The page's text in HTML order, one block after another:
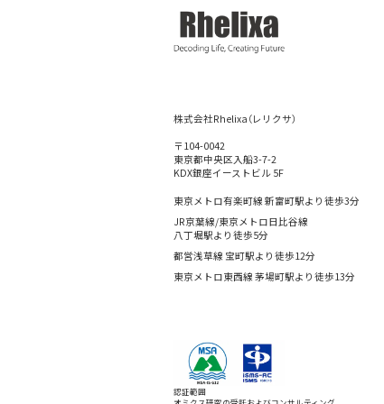
株式会社Rhelixa（レリクサ）
〒104-0042
東京都中央区入船3-7-2
KDX銀座イーストビル 5F
東京メトロ有楽町線 新富町駅より徒歩3分
JR京葉線/東京メトロ日比谷線
八丁堀駅より徒歩5分
都営浅草線 宝町駅より徒歩12分
東京メトロ東西線 茅場町駅より徒歩13分
認証範囲